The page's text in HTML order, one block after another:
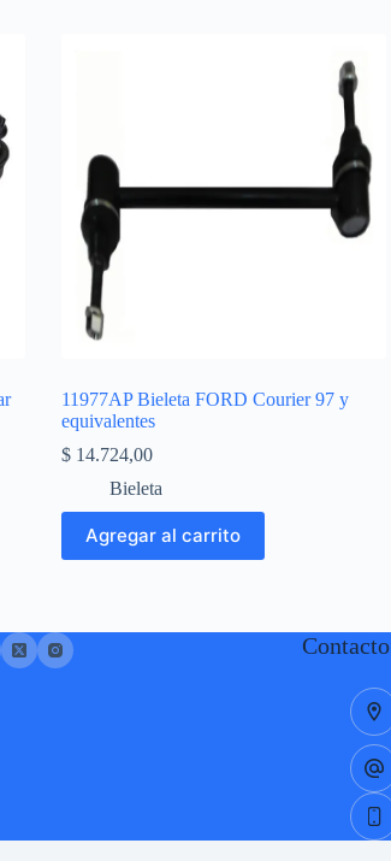
11977AP Bieleta FORD Courier 97 y
equivalentes
$14.724,00
Bieleta
Agregar al carrito
Contacto